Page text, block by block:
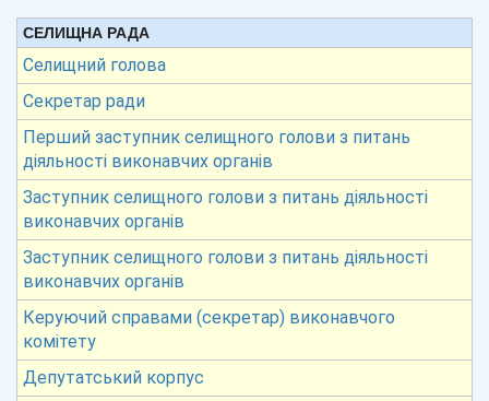
СЕЛИЩНА РАДА
Селищний голова
Секретар ради
Перший заступник селищного голови з питань
діяльності виконавчих органів
Заступник селищного голови з питань діяльності
виконавчих органів
Заступник селищного голови з питань діяльності
виконавчих органів
Керуючий справами (секретар) виконавчого
комітету
Депутатський корпус